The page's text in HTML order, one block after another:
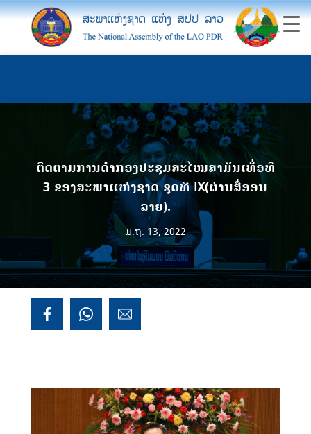
ຕິດຕາມການດໍາກອງປະຊຸມສະໄໝສາມັນເທື່ອທີ
3 ຂອງສະພາແຫ່ງຊາດ ຊຸດທີ IX(ຜ່ານສື່ອອນ
ລາຍ).
ມ.ຖ. 13, 2022